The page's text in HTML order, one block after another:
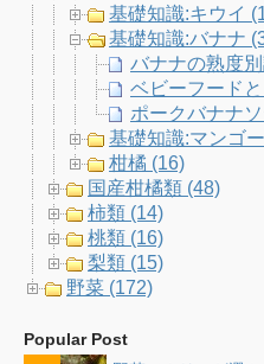
基礎知識:キウイ
基礎知識:バナナ
バナナの熟度
ベビーフード
ポークバナナ
基礎知識:マンゴ
柑橘 (16)
国産柑橘類 (48)
柿類 (14)
桃類 (16)
梨類 (15)
野菜 (172)
Popular Post